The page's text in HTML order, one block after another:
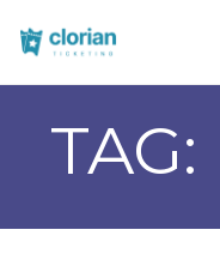
TAG: